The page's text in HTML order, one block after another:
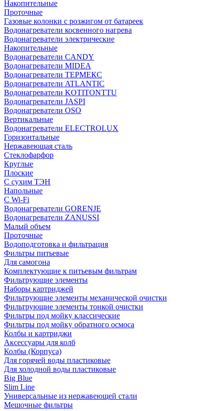
Накопительные
Проточные
Газовые колонки с розжигом от батареек
Водонагреватели косвенного нагрева
Водонагреватели электрические
Накопительные
Водонагреватели CANDY
Водонагреватели MIDEA
Водонагреватели ТЕРМЕКС
Водонагреватели ATLANTIC
Водонагреватели KOTITONTTU
Водонагреватели JASPI
Водонагреватели OSO
Вертикальные
Водонагреватели ELECTROLUX
Горизонтальные
Нержавеющая сталь
Стеклофарфор
Круглые
Плоские
С сухим ТЭН
Напольные
С Wi-Fi
Водонагреватели GORENJE
Водонагреватели ZANUSSI
Малый объем
Проточные
Водоподготовка и фильтрация
Фильтры питьевые
Для самогона
Комплектующие к питьевым фильтрам
Фильтрующие элементы
Наборы картриджей
Фильтрующие элементы механической очистки
Фильтрующие элементы тонкой очистки
Фильтры под мойку классические
Фильтры под мойку обратного осмоса
Колбы и картриджи
Аксессуары для колб
Колбы (Корпуса)
Для горячей воды пластиковые
Для холодной воды пластиковые
Big Blue
Slim Line
Универсальные из нержавеющей стали
Мешочные фильтры